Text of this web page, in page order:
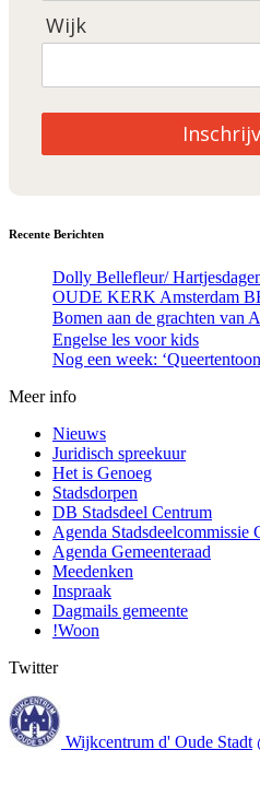
Wijk
Recente Berichten
Dolly Bellefleur/
OUDE KERK Amsterdam
Bomen aan de grachten van
Engelse les voor kids
Nog een week:
Meer info
Nieuws
Juridisch spreekuur
Het is Genoeg
Stadsdorpen
DB Stadsdeel Centrum
Agenda Stadsdeelcommissie
Agenda Gemeenteraad
Meedenken
Inspraak
Dagmails gemeente
!Woon
Twitter
Wijkcentrum d' Oude Stadt